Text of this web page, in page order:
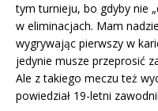
tym turnieju, bo gdyby nie
w eliminacjach. Mam
wygrywając pierwszy w
jedynie musze przeprosić
Ale z takiego meczu też
powiedział 19-letni